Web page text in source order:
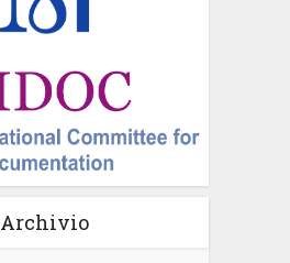
Archivio